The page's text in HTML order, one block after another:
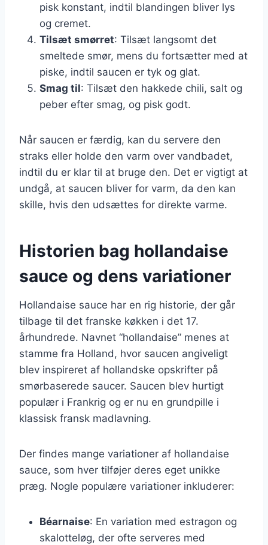
pisk konstant, indtil blandingen bliver lys
og cremet.
Tilsæt smørret: Tilsæt langsomt det
smeltede smør, mens du fortsætter med at
piske, indtil saucen er tyk og glat.
Smag til: Tilsæt den hakkede chili, salt og
peber efter smag, og pisk godt.
Når saucen er færdig, kan du servere den
straks eller holde den varm over vandbadet,
indtil du er klar til at bruge den. Det er vigtigt at
undgå, at saucen bliver for varm, da den kan
skille, hvis den udsættes for direkte varme.
Historien bag hollandaise
sauce og dens variationer
Hollandaise sauce har en rig historie, der går
tilbage til det franske køkken i det 17.
århundrede. Navnet “hollandaise” menes at
stamme fra Holland, hvor saucen angiveligt
blev inspireret af hollandske opskrifter på
smørbaserede saucer. Saucen blev hurtigt
populær i Frankrig og er nu en grundpille i
klassisk fransk madlavning.
Der findes mange variationer af hollandaise
sauce, som hver tilføjer deres eget unikke
præg. Nogle populære variationer inkluderer:
Béarnaise: En variation med estragon og
skalotteløg, der ofte serveres med